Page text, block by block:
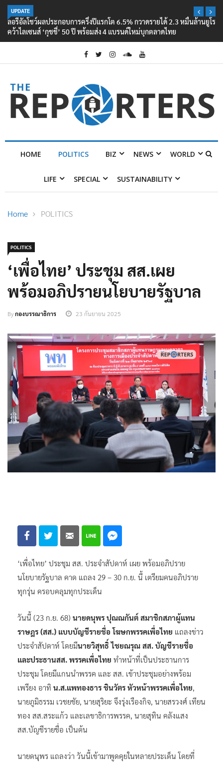
UPDATE
ลอรีอัลโชว์ผลประกอบการครึ่งปีแรกโต 6.5% กวาดรายได้ 2.3 หมื่นล้านยูโร
คว้าไลเซนส์ ‘กุชชี่’ 50 ปี พร้อมส่ง 4 แบรนด์ใหม่บุกตลาดไทย
HOME POLITICS BIZ NEWS WORLD
LIFE SPECIAL SUSTAINABILITY
Home POLITICS
POLITICS
‘เพื่อไทย’ ประชุม สส.เผย
พร้อมอภิปรายนโยบายรัฐบาล
Byกองบรรณาธิการ 23 กันยายน 2025
‘เพื่อไทย’ ประชุม สส. ประจำสัปดาห์ เผย พร้อมอภิปราย
นโยบายรัฐบาล คาด แถลง 29 – 30 ก.ย. นี้ เตรียมคนอภิปราย
ทุกรุ่น ครอบคลุมทุกประเด็น
วันนี้ (23 ก.ย. 68) นายดนุพร ปุณณกันต์ สมาชิกสภาผู้แทน
ราษฎร (สส.) แบบบัญชีรายชื่อ โฆษกพรรคเพื่อไทย แถลงข่าว
ประจำสัปดาห์ โดยมีนายวิสุทธิ์ ไชยณรุณ สส. บัญชีรายชื่อ
และประธานสส. พรรคเพื่อไทย ทำหน้าที่เป็นประธานการ
ประชุม โดยมีแกนนำพรรค และ สส. เข้าประชุมอย่างพร้อม
เพรียง อาทิ น.ส.แพทองธาร ชินวัตร หัวหน้าพรรคเพื่อไทย,
นายภูมิธรรม เวชยชัย, นายสุริยะ จึงรุ่งเรืองกิจ, นายสรวงศ์ เทียน
ทอง สส.สระแก้ว และเลขาธิการพรรค, นายสุทิน คลังแสง
สส.บัญชีรายชื่อ เป็นต้น
นายดนุพร แถลงว่า วันนี้เข้ามาพูดคุยในหลายประเด็น โดยที่